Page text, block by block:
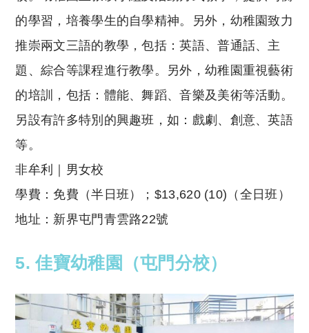
的學習，培養學生的自學精神。另外，幼稚園致力
推崇兩文三語的教學，包括：英語、普通話、主
題、綜合等課程進行教學。另外，幼稚園重視藝術
的培訓，包括：體能、舞蹈、音樂及美術等活動。
另設有許多特別的興趣班，如：戲劇、創意、英語
等。
非牟利｜男女校
學費：免費（半日班）；$13,620 (10)（全日班）
地址：新界屯門青雲路22號
5. 佳寶幼稚園（屯門分校）